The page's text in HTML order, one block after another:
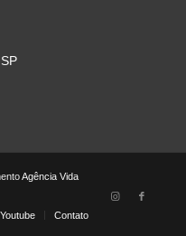
Agência Vida
Youtube Contato